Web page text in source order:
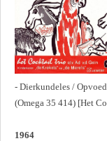
- Dierkundeles /
(Omega 35 414) [Het
1964